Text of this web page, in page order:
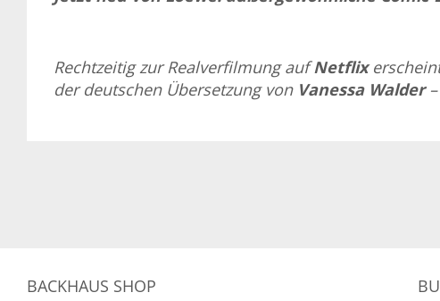
Rechtzeitig zur Realverfilmung aufNetflix
der deutschen Übersetzung von Vanessa Walder–
BACKHAUS SHOP